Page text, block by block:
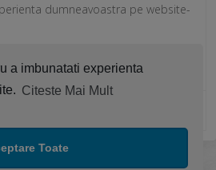
a imbunatati experienta
Citeste Mai Mult
Toate
dumneavoastra pe website-